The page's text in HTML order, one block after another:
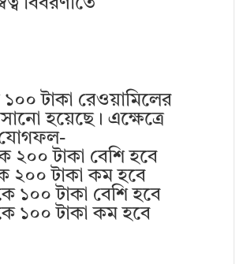
বিবরণীতে
১০০ টাকা রেওয়ামিলের
হয়েছে। এক্ষেত্রে
যোগফল-
২০০ টাকা বেশি হবে
২০০ টাকা কম হবে
১০০ টাকা বেশি হবে
১০০ টাকা কম হবে